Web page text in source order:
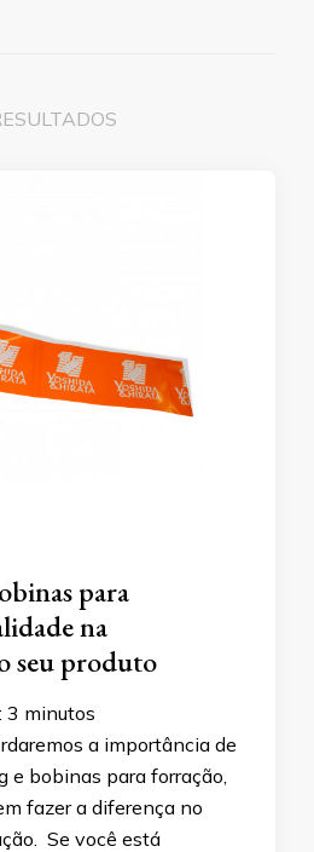
para
na
seu produto
3 minutos
a importância de
e bobinas para forração,
fazer a diferença no
Se você está